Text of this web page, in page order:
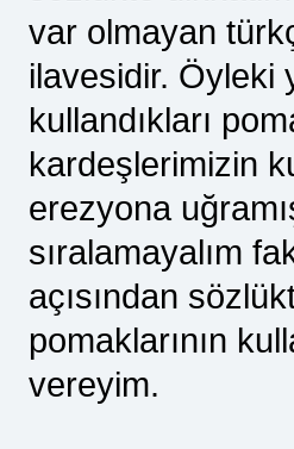
var olmayan
ilavesidir. Öyleki
kullandıkları
kardeşlerimizin
erezyona
sıralamayalım
açısından
pomaklarının
vereyim.